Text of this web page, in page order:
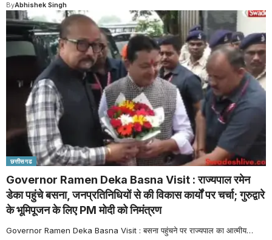
ByAbhishek Singh
छत्तीसगढ
Governor Ramen Deka Basna Visit : राज्यपाल रमेन
डेका पहुंचे बसना, जनप्रतिनिधियों से की विकास कार्यों पर चर्चा; गुरुद्वारे
के भूमिपूजन के लिए PM मोदी को निमंत्रण
Governor Ramen Deka Basna Visit : बसना पहुंचने पर राज्यपाल का आत्मीय…